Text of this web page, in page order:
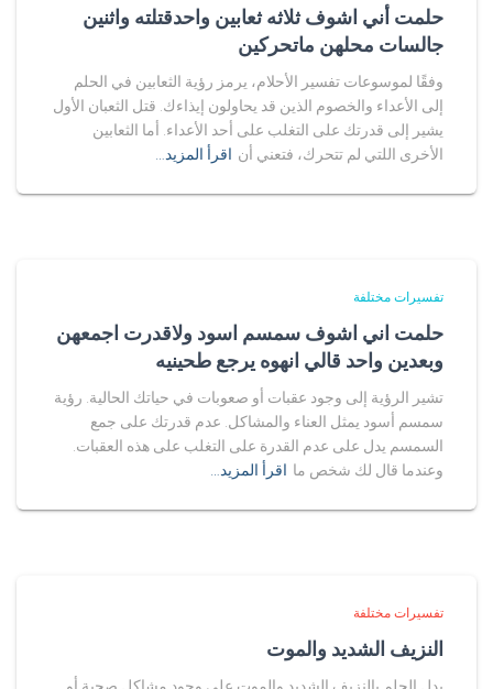
حلمت أني اشوف ثلاثه ثعابين واحدقتلته واثنين
جالسات محلهن ماتحركين
وفقًا لموسوعات تفسير الأحلام، يرمز رؤية الثعابين في الحلم
إلى الأعداء والخصوم الذين قد يحاولون إيذاءك. قتل الثعبان الأول
يشير إلى قدرتك على التغلب على أحد الأعداء. أما الثعابين
الأخرى اللتي لم تتحرك، فتعني أن اقرأ المزيد…
تفسيرات مختلفة
حلمت اني اشوف سمسم اسود ولاقدرت اجمعهن
وبعدين واحد قالي انهوه يرجع طحينيه
تشير الرؤية إلى وجود عقبات أو صعوبات في حياتك الحالية. رؤية
سمسم أسود يمثل العناء والمشاكل. عدم قدرتك على جمع
السمسم يدل على عدم القدرة على التغلب على هذه العقبات.
وعندما قال لك شخص ما اقرأ المزيد…
تفسيرات مختلفة
النزيف الشديد والموت